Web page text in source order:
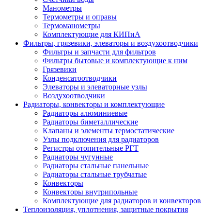
Манометры
Термометры и оправы
Термоманометры
Комплектующие для КИПиА
Фильтры, грязевики, элеваторы и воздухоотводчики
Фильтры и запчасти для фильтров
Фильтры бытовые и комплектующие к ним
Грязевики
Конденсатоотводчики
Элеваторы и элеваторные узлы
Воздухоотводчики
Радиаторы, конвекторы и комплектующие
Радиаторы алюминиевые
Радиаторы биметаллические
Клапаны и элементы термостатические
Узлы подключения для радиаторов
Регистры отопительные РГТ
Радиаторы чугунные
Радиаторы стальные панельные
Радиаторы стальные трубчатые
Конвекторы
Конвекторы внутрипольные
Комплектующие для радиаторов и конвекторов
Теплоизоляция, уплотнения, защитные покрытия